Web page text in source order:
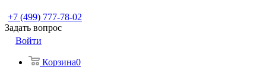
+7 (499) 777-78-02
Задать вопрос
Войти
Корзина0